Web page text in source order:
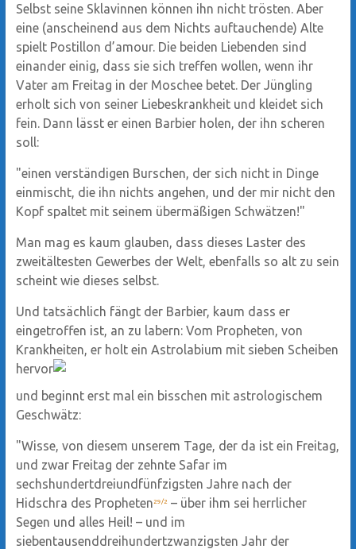
Selbst seine Sklavinnen können ihn nicht trösten. Aber
eine (anscheinend aus dem Nichts auftauchende) Alte
spielt Postillon d’amour. Die beiden Liebenden sind
einander einig, dass sie sich treffen wollen, wenn ihr
Vater am Freitag in der Moschee betet. Der Jüngling
erholt sich von seiner Liebeskrankheit und kleidet sich
fein. Dann lässt er einen Barbier holen, der ihn scheren
soll:
"einen verständigen Burschen, der sich nicht in Dinge
einmischt, die ihn nichts angehen, und der mir nicht den
Kopf spaltet mit seinem übermäßigen Schwätzen!"
Man mag es kaum glauben, dass dieses Laster des
zweitältesten Gewerbes der Welt, ebenfalls so alt zu sein
scheint wie dieses selbst.
Und tatsächlich fängt der Barbier, kaum dass er
eingetroffen ist, an zu labern: Vom Propheten, von
Krankheiten, er holt ein Astrolabium mit sieben Scheiben
hervor
und beginnt erst mal ein bisschen mit astrologischem
Geschwätz:
"Wisse, von diesem unserem Tage, der da ist ein Freitag,
und zwar Freitag der zehnte Safar im
sechshundertdreiundfünfzigsten Jahre nach der
Hidschra des Propheten 29/2– über ihm sei herrlicher
Segen und alles Heil! – und im
siebentausenddreihundertzwanzigsten Jahr der